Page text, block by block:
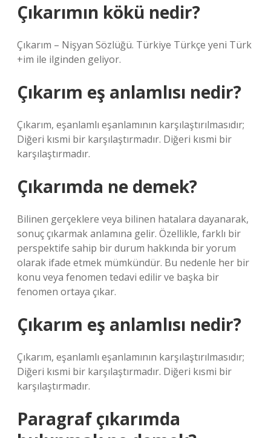
Çıkarımın kökü nedir?
Çıkarım – Nişyan Sözlüğü. Türkiye Türkçe yeni Türk
+im ile ilginden geliyor.
Çıkarım eş anlamlısı nedir?
Çıkarım, eşanlamlı eşanlamının karşılaştırılmasıdır;
Diğeri kısmi bir karşılaştırmadır. Diğeri kısmi bir
karşılaştırmadır.
Çıkarımda ne demek?
Bilinen gerçeklere veya bilinen hatalara dayanarak,
sonuç çıkarmak anlamına gelir. Özellikle, farklı bir
perspektife sahip bir durum hakkında bir yorum
olarak ifade etmek mümkündür. Bu nedenle her bir
konu veya fenomen tedavi edilir ve başka bir
fenomen ortaya çıkar.
Çıkarım eş anlamlısı nedir?
Çıkarım, eşanlamlı eşanlamının karşılaştırılmasıdır;
Diğeri kısmi bir karşılaştırmadır. Diğeri kısmi bir
karşılaştırmadır.
Paragraf çıkarımda